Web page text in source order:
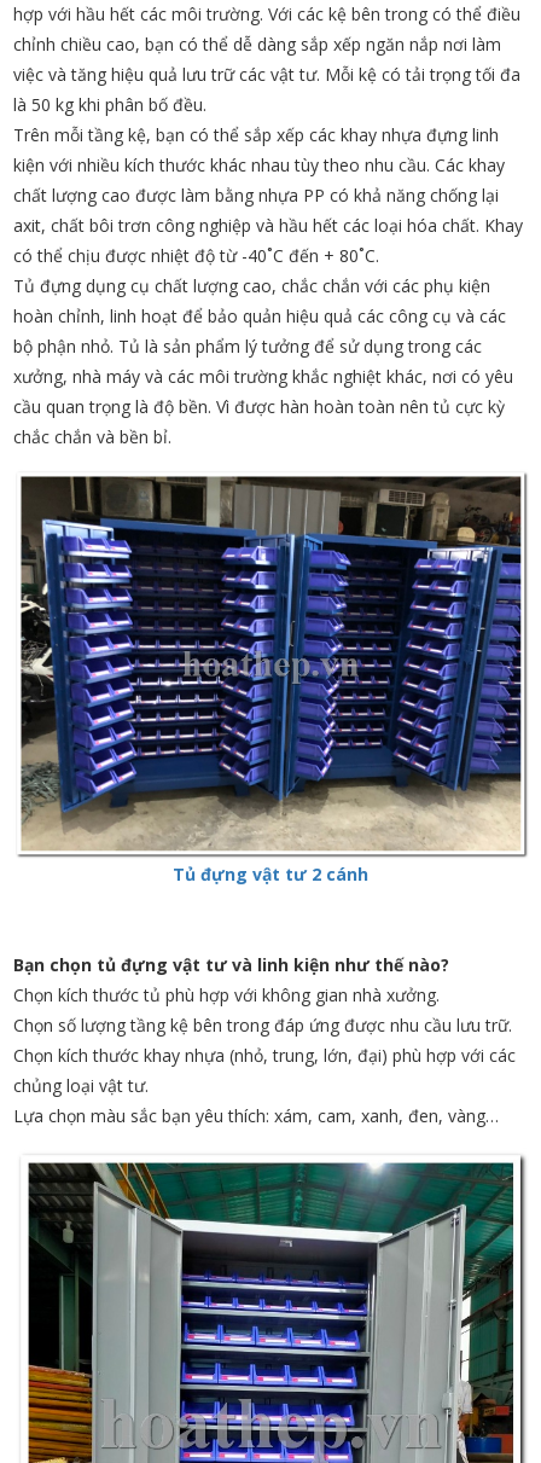
hợp với hầu hết các môi trường. Với các kệ bên trong có thể điều
chỉnh chiều cao, bạn có thể dễ dàng sắp xếp ngăn nắp nơi làm
việc và tăng hiệu quả lưu trữ các vật tư. Mỗi kệ có tải trọng tối đa
là 50 kg khi phân bố đều.
Trên mỗi tầng kệ, bạn có thể sắp xếp các khay nhựa đựng linh
kiện với nhiều kích thước khác nhau tùy theo nhu cầu. Các khay
chất lượng cao được làm bằng nhựa PP có khả năng chống lại
axit, chất bôi trơn công nghiệp và hầu hết các loại hóa chất. Khay
có thể chịu được nhiệt độ từ -40˚C đến + 80˚C.
Tủ đựng dụng cụ chất lượng cao, chắc chắn với các phụ kiện
hoàn chỉnh, linh hoạt để bảo quản hiệu quả các công cụ và các
bộ phận nhỏ. Tủ là sản phẩm lý tưởng để sử dụng trong các
xưởng, nhà máy và các môi trường khắc nghiệt khác, nơi có yêu
cầu quan trọng là độ bền. Vì được hàn hoàn toàn nên tủ cực kỳ
chắc chắn và bền bỉ.
Tủ đựng vật tư 2 cánh
Bạn chọn tủ đựng vật tư và linh kiện như thế nào?
Chọn kích thước tủ phù hợp với không gian nhà xưởng.
Chọn số lượng tầng kệ bên trong đáp ứng được nhu cầu lưu trữ.
Chọn kích thước khay nhựa (nhỏ, trung, lớn, đại) phù hợp với các
chủng loại vật tư.
Lựa chọn màu sắc bạn yêu thích: xám, cam, xanh, đen, vàng…